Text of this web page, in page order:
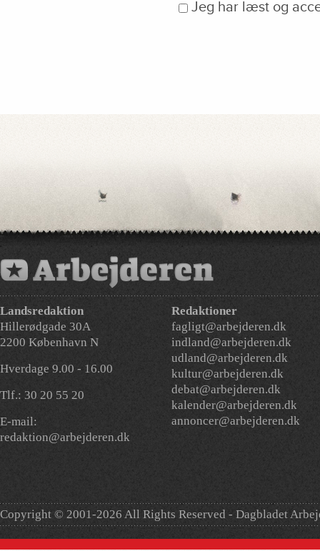
Jeg har læst og
Landsredaktion
Hillerødgade 30A
2200 København N
Hverdage 9.00 - 16.00
Tlf.: 30 20 55 20
E-mail:
redaktion@arbejderen.dk
Redaktioner
fagligt@arbejderen.dk
indland@arbejderen.dk
udland@arbejderen.dk
kultur@arbejderen.dk
debat@arbejderen.dk
kalender@arbejderen.dk
annoncer@arbejderen.dk
Copyright © 2001-2026 All Rights Reserved - Dagbladet